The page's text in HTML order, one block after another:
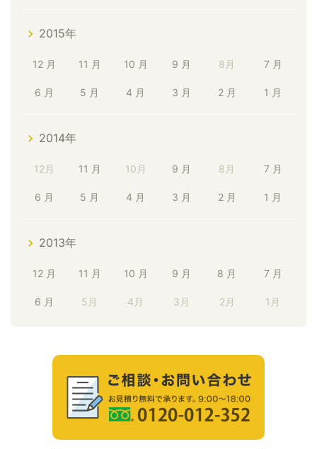
2015年
12 月 11 月 10 月 9 月 8月 7 月
6 月 5 月 4 月 3 月 2 月 1 月
2014年
12月 11 月 10月 9 月 8月 7 月
6 月 5 月 4 月 3 月 2 月 1 月
2013年
12 月 11 月 10 月 9 月 8 月 7 月
6 月 5月 4月 3月 2月 1月